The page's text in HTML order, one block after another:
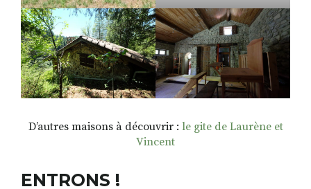
D’autres maisons à découvrir : le gite de Laurène et
Vincent
ENTRONS !